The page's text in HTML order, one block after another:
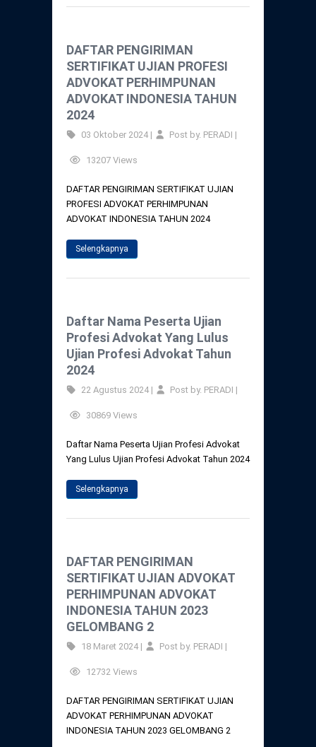
DAFTAR PENGIRIMAN
SERTIFIKAT UJIAN PROFESI
ADVOKAT PERHIMPUNAN
ADVOKAT INDONESIA TAHUN
2024
03 Oktober 2024 | Post by. PERADI |
13207 Views
DAFTAR PENGIRIMAN SERTIFIKAT UJIAN
PROFESI ADVOKAT PERHIMPUNAN
ADVOKAT INDONESIA TAHUN 2024
Selengkapnya
Daftar Nama Peserta Ujian
Profesi Advokat Yang Lulus
Ujian Profesi Advokat Tahun
2024
22 Agustus 2024 | Post by. PERADI |
30869 Views
Daftar Nama Peserta Ujian Profesi Advokat
Yang Lulus Ujian Profesi Advokat Tahun 2024
Selengkapnya
DAFTAR PENGIRIMAN
SERTIFIKAT UJIAN ADVOKAT
PERHIMPUNAN ADVOKAT
INDONESIA TAHUN 2023
GELOMBANG 2
18 Maret 2024 | Post by. PERADI |
12732 Views
DAFTAR PENGIRIMAN SERTIFIKAT UJIAN
ADVOKAT PERHIMPUNAN ADVOKAT
INDONESIA TAHUN 2023 GELOMBANG 2